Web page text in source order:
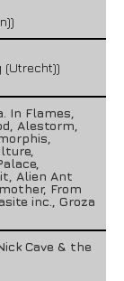
(Utrecht))
In Flames,
Alestorm,
Alien Ant
From
inc., Groza
Cave & the